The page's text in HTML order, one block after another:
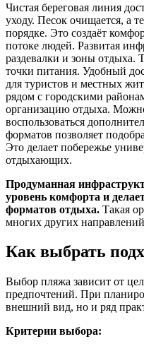
Чистая береговая линия
уходу. Песок очищается, а
порядке. Это создаёт
потоке людей. Развитая
раздевалки и зоны отдыха.
точки питания. Удобный
для туристов и местных
рядом с городскими
организацию отдыха.
воспользоваться
форматов позволяет
Это делает побережье
отдыхающих.
Продуманная
уровень комфорта и
форматов отдыха. Такая
многих других
Как выбрать
Выбор пляжа зависит от
предпочтений. При
внешний вид, но и ряд
Критерии выбора: